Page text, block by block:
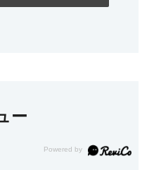
くつろげるスタイルが理想
使い、来客時には離してスツ
ー